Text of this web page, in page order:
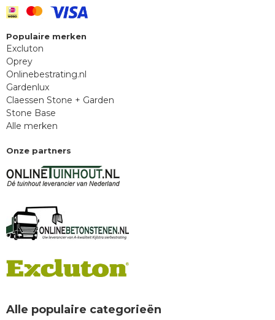
Populaire merken
Excluton
Oprey
Onlinebestrating.nl
Gardenlux
Claessen Stone + Garden
Stone Base
Alle merken
Onze partners
Alle populaire categorieën